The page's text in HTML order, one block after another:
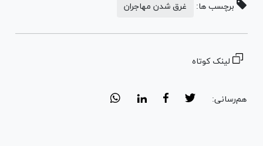
برچسب ها: غرق شدن مهاجران
لینک کوتاه
هم‌رسانی: